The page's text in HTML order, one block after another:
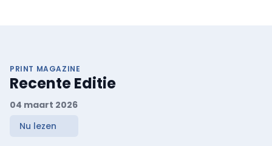
PRINT MAGAZINE
Recente Editie
04 maart 2026
Nu lezen